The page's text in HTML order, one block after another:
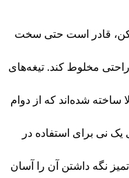
کن، قادر است حتی سخت
راحتی مخلوط کند. تیغه‌های
ساخته شده‌اند که از دوام
یک نی برای استفاده در
نگه داشتن آن را آسان